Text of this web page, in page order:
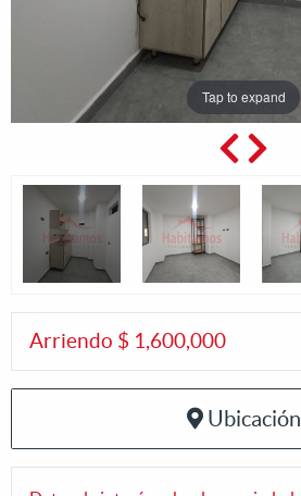
Tap to expand
Arriendo $ 1,600,000
Ubicación